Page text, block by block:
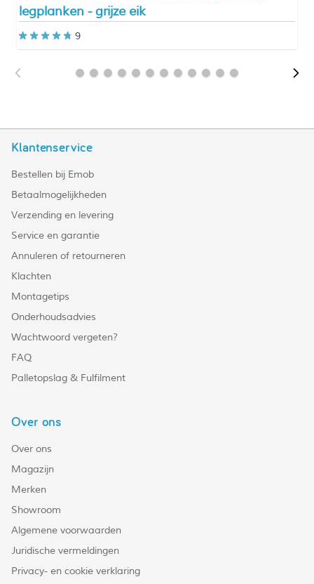
legplanken - grijze eik
9
Klantenservice
Bestellen bij Emob
Betaalmogelijkheden
Verzending en levering
Service en garantie
Annuleren of retourneren
Klachten
Montagetips
Onderhoudsadvies
Wachtwoord vergeten?
FAQ
Palletopslag & Fulfilment
Over ons
Over ons
Magazijn
Merken
Showroom
Algemene voorwaarden
Juridische vermeldingen
Privacy- en cookie verklaring